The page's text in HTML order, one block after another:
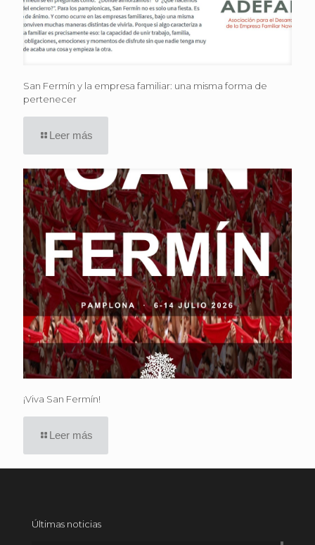
San Fermín y la empresa familiar: una misma forma de
pertenecer
Leer más
¡Viva San Fermín!
Leer más
Últimas noticias